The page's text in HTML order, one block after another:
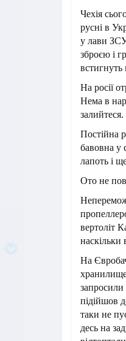
Чехія
русні в
у лави
зброєю і
встигнуть
На росії
Нема в
залийтеся.
Постійна
бавовна у
лапоть і
Ото не
вертоліт
На
хранилище
запросили
підійшов
таки не
десь на